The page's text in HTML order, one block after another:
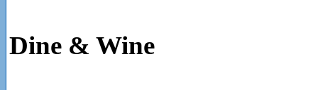
Dine & Wine